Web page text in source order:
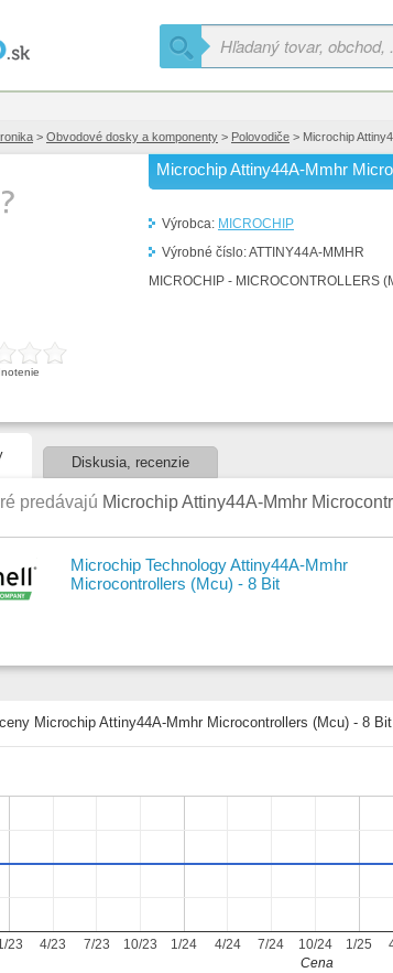
> Obvodové dosky a komponenty > Polovodiče > Microchip
Microchip Attiny44A-Mmhr
Výrobca: MICROCHIP
Výrobné číslo:ATTINY44A-MMHR
MICROCHIP - MICROCONTROLLERS
Diskusia, recenzie
predávajú Microchip Attiny44A-Mmhr
Microchip Technology Attiny44A-Mmhr
Microcontrollers (Mcu) - 8 Bit
Microchip Attiny44A-Mmhr Microcontrollers (Mcu) - 8 Bit
23 1/24 1/25
4/23 7/23 10/23 4/24 7/24 10/24
Cena